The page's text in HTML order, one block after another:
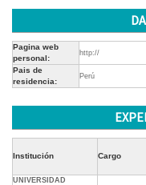
Pagina web
personal:
http://
Pais de
residencia:
Perú
Institución Cargo
UNIVERSIDAD